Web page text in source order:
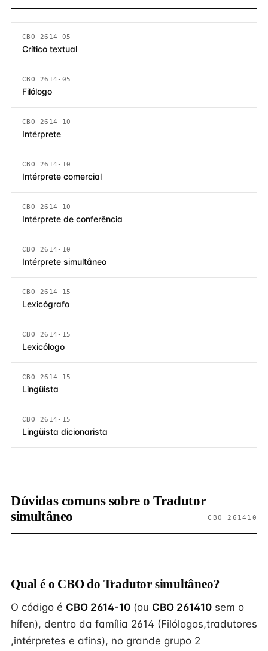
CBO 2614-05
Crítico textual
CBO 2614-05
Filólogo
CBO 2614-10
Intérprete
CBO 2614-10
Intérprete comercial
CBO 2614-10
Intérprete de conferência
CBO 2614-10
Intérprete simultâneo
CBO 2614-15
Lexicógrafo
CBO 2614-15
Lexicólogo
CBO 2614-15
Lingüista
CBO 2614-15
Lingüista dicionarista
Dúvidas comuns sobre o Tradutor
simultâneo
CBO 261410
Qual é o CBO do Tradutor simultâneo?
O código é CBO 2614-10 (ou CBO 261410 sem o
hífen), dentro da família 2614 (Filólogos,tradutores
,intérpretes e afins), no grande grupo 2